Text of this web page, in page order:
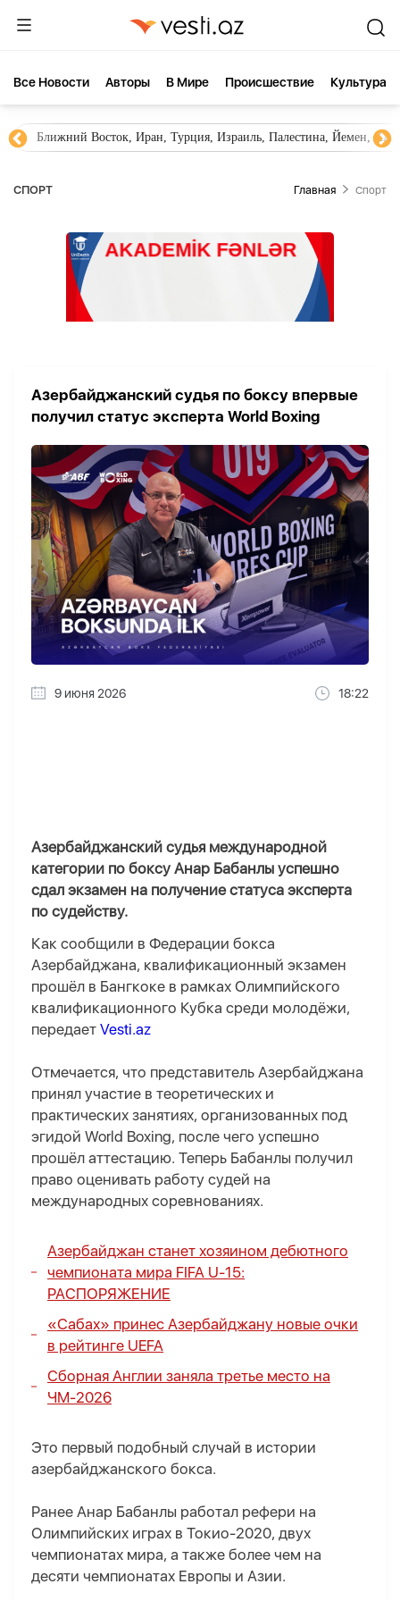
Все Новости Aвторы В Мире Происшествие Культура
Ближний Восток, Иран, Турция, Израиль, Палестина, Йемен,
СПОРТ Главная Спорт
Азербайджанский судья по боксу впервые
получил статус эксперта World Boxing
9 июня 2026 18:22
Азербайджанский судья международной
категории по боксу Анар Бабанлы успешно
сдал экзамен на получение статуса эксперта
по судейству.
Как сообщили в Федерации бокса
Азербайджана, квалификационный экзамен
прошёл в Бангкоке в рамках Олимпийского
квалификационного Кубка среди молодёжи,
передает Vesti.az
Отмечается, что представитель Азербайджана
принял участие в теоретических и
практических занятиях, организованных под
эгидой World Boxing, после чего успешно
прошёл аттестацию. Теперь Бабанлы получил
право оценивать работу судей на
международных соревнованиях.
Азербайджан станет хозяином дебютного
чемпионата мира FIFA U-15:
РАСПОРЯЖЕНИЕ
«Сабах» принес Азербайджану новые очки
в рейтинге UEFA
Сборная Англии заняла третье место на
ЧМ-2026
Это первый подобный случай в истории
азербайджанского бокса.
Ранее Анар Бабанлы работал рефери на
Олимпийских играх в Токио-2020, двух
чемпионатах мира, а также более чем на
десяти чемпионатах Европы и Азии.